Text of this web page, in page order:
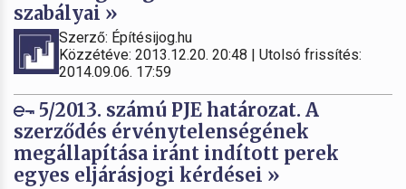
szabályai »
Szerző: Építésijog.hu
Közzétéve: 2013.12.20. 20:48 | Utolsó frissítés:
2014.09.06. 17:59
5/2013. számú PJE határozat. A
szerződés érvénytelenségének
megállapítása iránt indított perek
egyes eljárásjogi kérdései »